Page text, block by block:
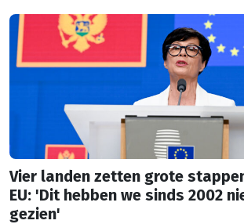
wetten maakt?
Vier landen zetten grote
EU: 'Dit hebben we sinds 2002
gezien'